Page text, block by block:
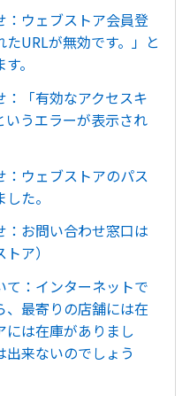
：ウェブストア会員登
URLが無効です。」と
。
：「有効なアクセスキ
いうエラーが表示され
：ウェブストアのパス
た。
：お問い合わせ窓口は
ア）
：インターネットで
最寄りの店舗には在
は在庫がありまし
来ないのでしょう